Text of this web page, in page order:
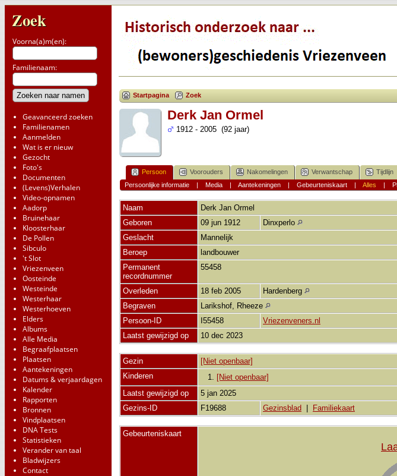
Zoek
Voorna(a)m(en):
Familienaam:
Geavanceerd zoeken
Familienamen
Aanmelden
Wat is er nieuw
Gezocht
Foto's
Documenten
(Levens)Verhalen
Video-opnamen
Aadorp
Bruinehaar
Kloosterhaar
De Pollen
Sibculo
't Slot
Vriezenveen
Oosteinde
Westeinde
Westerhaar
Westerhoeven
Elders
Albums
Alle Media
Begraafplaatsen
Plaatsen
Aantekeningen
Datums & verjaardagen
Kalender
Rapporten
Bronnen
Vindplaatsen
DNA Tests
Statistieken
Verander van taal
Bladwijzers
Contact
Startpagina Zoek
Derk Jan Ormel
1912 - 2005 (92 jaar)
Persoon Voorouders Nakomelingen Verwantschap Tijdlijn
Persoonlijke informatie| Media| Aantekeningen| Gebeurteniskaart| Alles |
Naam Derk Jan Ormel
Geboren
09 jun 1912
Dinxperlo
Geslacht
Mannelijk
Beroep
landbouwer
Permanent
recordnummer
55458
Overleden 18 feb 2005
Hardenberg
Begraven
Larikshof, Rheeze
Persoon-ID
I55458
Vriezenveners.nl
Laatst gewijzigd op
10 dec 2023
Gezin
[Niet openbaar]
Kinderen
1. [Niet openbaar]
Laatst gewijzigd op
5 jan 2025
Gezins-ID
F19688 Gezinsblad Familiekaart
Gebeurteniskaart